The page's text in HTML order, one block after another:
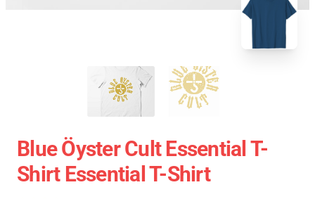
Blue Öyster Cult Essential T-
Shirt Essential T-Shirt